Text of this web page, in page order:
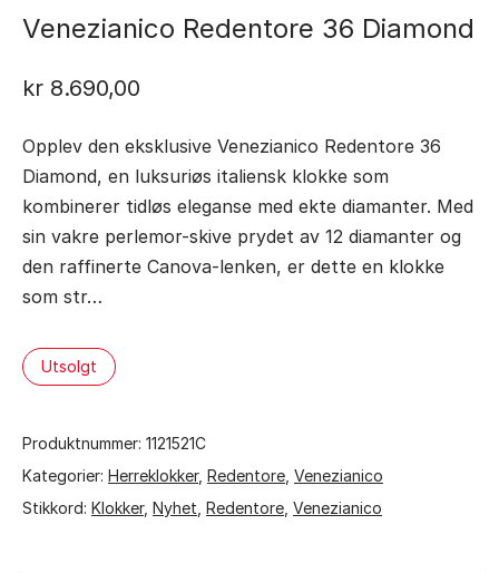
Venezianico Redentore 36 Diamond
kr 8.690,00
Opplev den eksklusive Venezianico Redentore 36
Diamond, en luksuriøs italiensk klokke som
kombinerer tidløs eleganse med ekte diamanter. Med
sin vakre perlemor-skive prydet av 12 diamanter og
den raffinerte Canova-lenken, er dette en klokke
som str…
Utsolgt
Produktnummer: 1121521C
Kategorier: Herreklokker, Redentore Venezianico
Stikkord: Klokker, Nyhet Redentore Venezianico